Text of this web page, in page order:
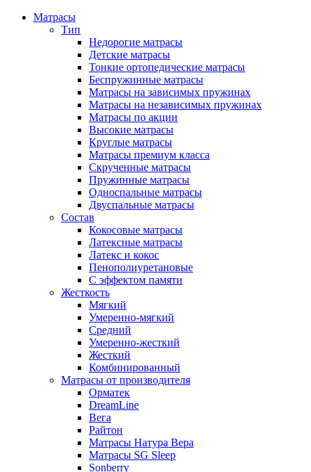
Матрасы
Тип
Недорогие матрасы
Детские матрасы
Тонкие ортопедические матрасы
Беспружинные матрасы
Матрасы на зависимых пружинах
Матрасы на независимых пружинах
Матрасы по акции
Высокие матрасы
Круглые матрасы
Матрасы премиум класса
Скрученные матрасы
Пружинные матрасы
Односпальные матрасы
Двуспальные матрасы
Состав
Кокосовые матрасы
Латексные матрасы
Латекс и кокос
Пенополиуретановые
С эффектом памяти
Жесткость
Мягкий
Умеренно-мягкий
Средний
Умеренно-жесткий
Жесткий
Комбинированный
Матрасы от производителя
Орматек
DreamLine
Вега
Райтон
Матрасы Натура Вера
Матрасы SG Sleep
Sonberry